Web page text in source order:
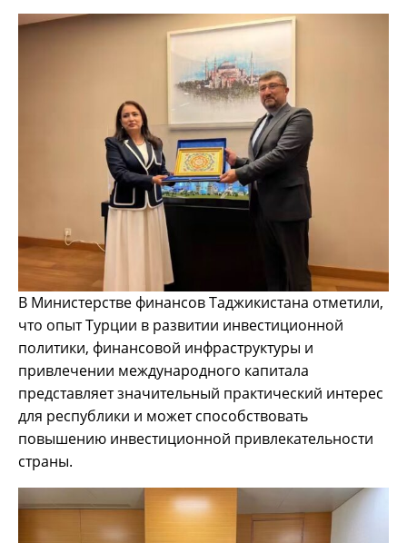
В Министерстве финансов Таджикистана отметили,
что опыт Турции в развитии инвестиционной
политики, финансовой инфраструктуры и
привлечении международного капитала
представляет значительный практический интерес
для республики и может способствовать
повышению инвестиционной привлекательности
страны.